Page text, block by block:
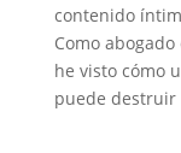
contenido
Como
he visto cómo
puede destruir